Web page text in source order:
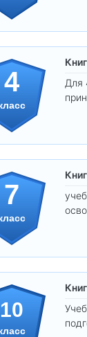
4
Для
7
10